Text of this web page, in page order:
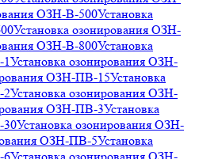
ОЗН-В-500Установка
Установка озонирования ОЗН-
ОЗН-В-800Установка
Установка озонирования ОЗН-
ОЗН-ПВ-15Установка
2Установка озонирования ОЗН-
ОЗН-ПВ-3Установка
30Установка озонирования ОЗН-
ОЗН-ПВ-5Установка
6Установка озонирования ОЗН-